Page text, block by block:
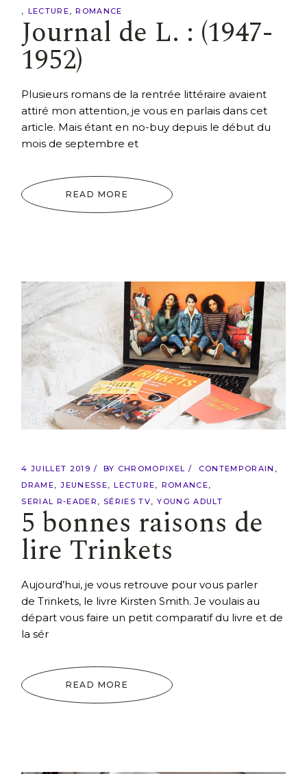
LECTURE
ROMANCE
Journal de L. : (1947-
1952)
Plusieurs romans de la rentrée littéraire avaient
attiré mon attention, je vous en parlais dans cet
article. Mais étant en no-buy depuis le début du
mois de septembre et
READ MORE
4 JUILLET 2019 BY CHROMOPIXEL
CONTEMPORAIN
DRAME
JEUNESSE LECTURE
ROMANCE
SERIAL R-EADER
SÉRIES TV YOUNG ADULT
5 bonnes raisons de
lire Trinkets
Aujourd’hui, je vous retrouve pour vous parler
de Trinkets, le livre Kirsten Smith. Je voulais au
départ vous faire un petit comparatif du livre et de
la sér
READ MORE